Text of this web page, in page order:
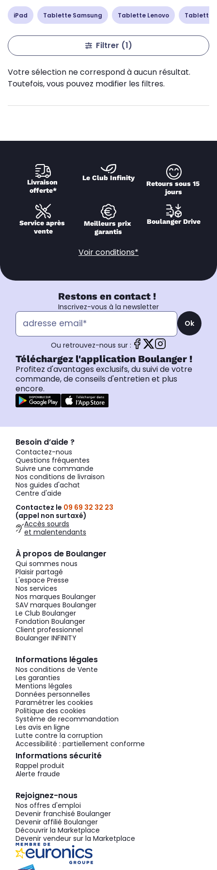
iPad Tablette Samsung Tablette Lenovo Tablette
Filtrer (1)
Votre sélection ne correspond à aucun résultat.
Toutefois, vous pouvez modifier les filtres.
Livraison
offerte*
Le Club Infinity
Retours sous 15
jours
Service après
vente
Meilleurs prix
garantis
Boulanger Drive
Voir conditions*
Restons en contact !
Inscrivez-vous à la newsletter
Ok
Ou retrouvez-nous sur :
Téléchargez l'application Boulanger !
Profitez d'avantages exclusifs, du suivi de votre
commande, de conseils d'entretien et plus
encore.
Besoin d’aide ?
Contactez-nous
Questions fréquentes
Suivre une commande
Nos conditions de livraison
Nos guides d'achat
Centre d'aide
Contactez le 09 69 32 32 23
(appel non surtaxé)
Accès sourds
et malentendants
À propos de Boulanger
Qui sommes nous
Plaisir partagé
L'espace Presse
Nos services
Nos marques Boulanger
SAV marques Boulanger
Le Club Boulanger
Fondation Boulanger
Client professionnel
Boulanger INFINITY
Informations légales
Nos conditions de Vente
Les garanties
Mentions légales
Données personnelles
Paramétrer les cookies
Politique des cookies
Système de recommandation
Les avis en ligne
Lutte contre la corruption
Accessibilité : partiellement conforme
Informations sécurité
Rappel produit
Alerte fraude
Rejoignez-nous
Nos offres d'emploi
Devenir franchisé Boulanger
Devenir affilié Boulanger
Découvrir la Marketplace
Devenir vendeur sur la Marketplace